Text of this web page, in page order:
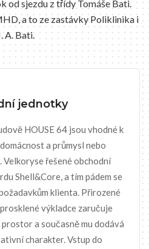
od sjezdu z třídy Tomáše Bati.
a to ze zastávky Poliklinika i
A. Bati.
jednotky
HOUSE 64 jsou vhodné k
a průmysl nebo
řešené obchodní
Shell&Core, a tím pádem se
klienta. Přirozené
výkladce zaručuje
a současně mu dodává
charakter. Vstup do